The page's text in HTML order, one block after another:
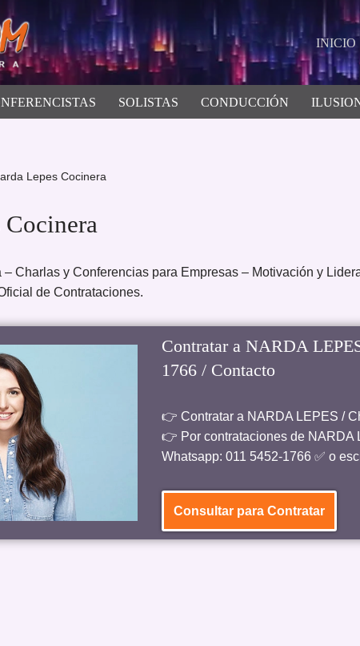
INICIO
SOLISTAS CONDUCCIÓN
Lepes Cocinera
Cocinera
– Charlas y Conferencias para Empresas – Motivación y
de Contrataciones.
Contratar a NARDA
1766 / Contacto
👉 Contratar a NARDA LEPES /
👉 Por contrataciones de NARDA
Whatsapp: 011 5452-1766 ✅ o
Consultar para Contratar